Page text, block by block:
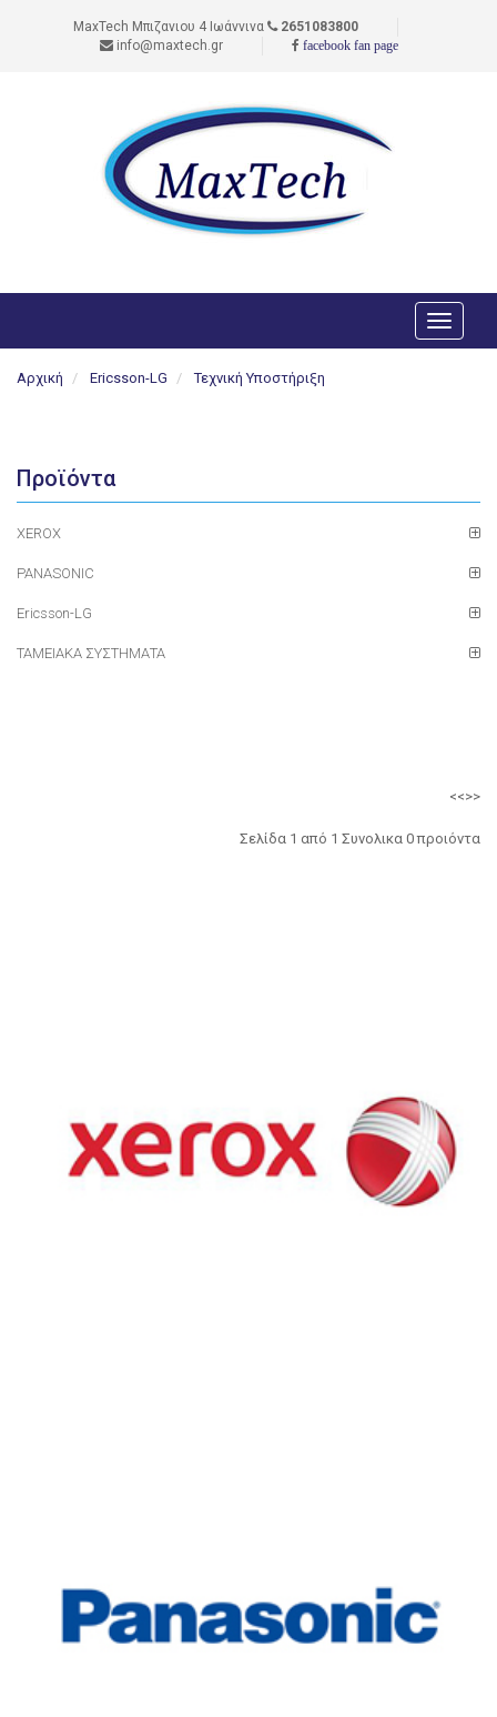
MaxTech Μπιζανιου 4 Ιωάννινα
2651083800
info@maxtech.gr
facebook fan page
Toggle
Αρχική Ericsson-LG Τεχνική Υποστήριξη
Προϊόντα
XEROX
PANASONIC
Ericsson-LG
ΤΑΜΕΙΑΚΑ ΣΥΣΤΗΜΑΤΑ
<<>>
Σελίδα 1 από 1 Συνολικα 0 προιόντα